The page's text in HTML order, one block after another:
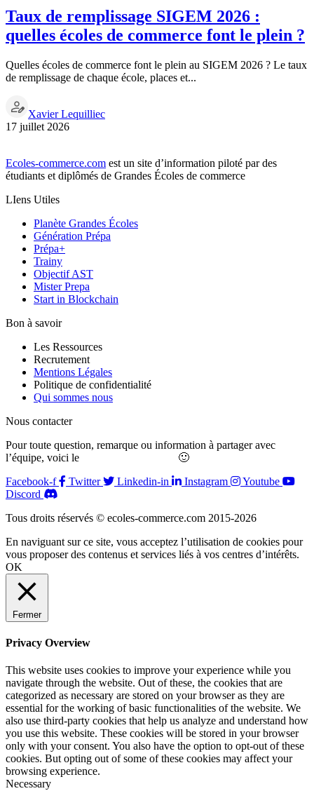
Taux de remplissage SIGEM 2026 :
quelles écoles de commerce font le plein ?
Quelles écoles de commerce font le plein au SIGEM 2026 ? Le taux
de remplissage de chaque école, places et...
Xavier Lequilliec
17 juillet 2026
Ecoles-commerce.com est un site d’information piloté par des
étudiants et diplômés de Grandes Écoles de commerce
LIens Utiles
Planète Grandes Écoles
Génération Prépa
Prépa+
Trainy
Objectif AST
Mister Prepa
Start in Blockchain
Bon à savoir
Les Ressources
Recrutement
Mentions Légales
Politique de confidentialité
Qui sommes nous
Nous contacter
Pour toute question, remarque ou information à partager avec
l’équipe, voici le
🙂
Facebook-f
Twitter Linkedin-in Instagram
Youtube
Discord
Tous droits réservés © ecoles-commerce.com 2015-2026
En naviguant sur ce site, vous acceptez l’utilisation de cookies pour
vous proposer des contenus et services liés à vos centres d’intérêts.
OK
Fermer
Privacy Overview
This website uses cookies to improve your experience while you
navigate through the website. Out of these, the cookies that are
categorized as necessary are stored on your browser as they are
essential for the working of basic functionalities of the website. We
also use third-party cookies that help us analyze and understand how
you use this website. These cookies will be stored in your browser
only with your consent. You also have the option to opt-out of these
cookies. But opting out of some of these cookies may affect your
browsing experience.
Necessary